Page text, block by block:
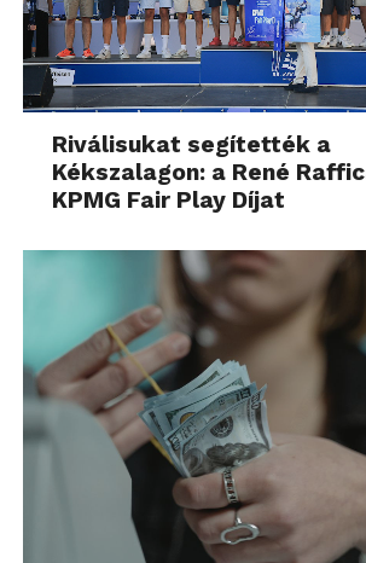
Riválisukat segítették a
Kékszalagon: a René
KPMG Fair Play Díjat